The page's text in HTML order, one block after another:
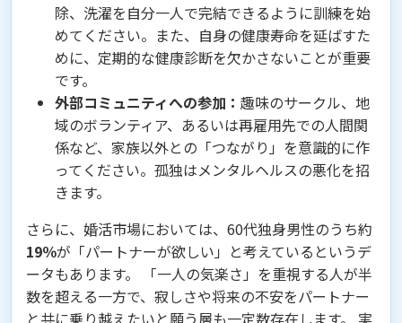
除、洗濯を自分一人で完結できるように訓練を始
めてください。また、自身の健康寿命を延ばすた
めに、定期的な健康診断を欠かさないことが重要
です。
外部コミュニティへの参加： 趣味のサークル、地
域のボランティア、あるいは再雇用先での人間関
係など、家族以外との「つながり」を意識的に作
ってください。孤独はメンタルヘルスの悪化を招
きます。
さらに、婚活市場においては、60代独身男性のうち約
19％が「パートナーが欲しい」と考えているというデ
ータもあります。 「一人の気楽さ」を重視する人が半
数を超える一方で、寂しさや将来の不安をパートナー
と共に乗り越えたいと願う層も一定数存在します。 実